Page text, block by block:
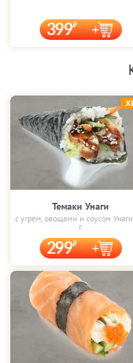
399
Темаки Унаги
с угрём, овощами и соусом
г.
299